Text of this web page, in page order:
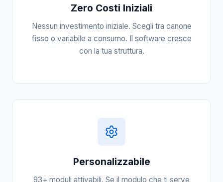
Zero Costi Iniziali
Nessun investimento iniziale. Scegli tra canone
fisso o variabile a consumo. Il software cresce
con la tua struttura.
Personalizzabile
93+ moduli attivabili. Se il modulo che ti serve